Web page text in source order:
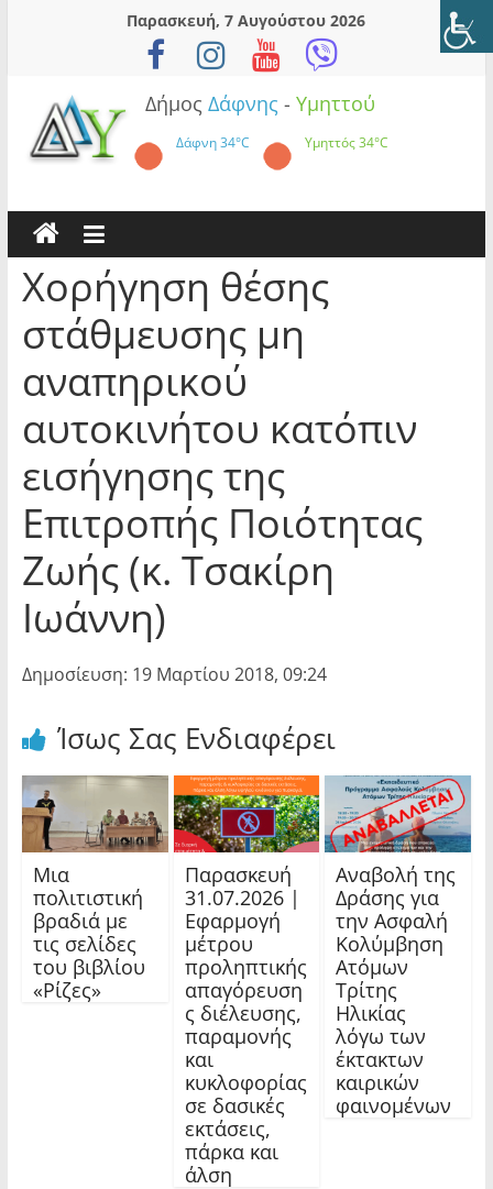
Παρασκευή, 7 Αυγούστου 2026
Δήμος Δάφνης - Υμηττού
Δάφνη34°C Υμηττός34°C
Χορήγηση θέσης
στάθμευσης μη
αναπηρικού
αυτοκινήτου κατόπιν
εισήγησης της
Επιτροπής Ποιότητας
Ζωής (κ. Τσακίρη
Ιωάννη)
Δημοσίευση: 19 Μαρτίου 2018, 09:24
Ίσως Σας Ενδιαφέρει
Μια
πολιτιστική
βραδιά με
τις σελίδες
του βιβλίου
«Ρίζες»
Παρασκευή
31.07.2026 |
Εφαρμογή
μέτρου
προληπτικής
απαγόρευση
ς διέλευσης,
παραμονής
και
κυκλοφορίας
σε δασικές
εκτάσεις,
πάρκα και
άλση
Αναβολή της
Δράσης για
την Ασφαλή
Κολύμβηση
Ατόμων
Τρίτης
Ηλικίας
λόγω των
έκτακτων
καιρικών
φαινομένων